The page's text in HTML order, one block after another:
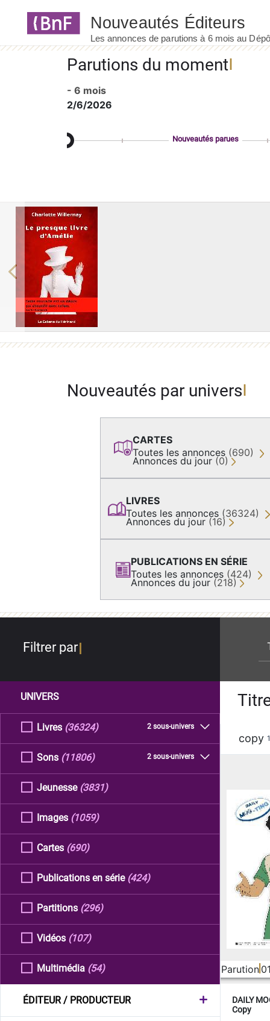
Parutions du moment
- 6 mois
2/6/2026
Nouveautés parues
Previous
Nouveautés par univers
CARTES
Toutes les annonces (690)
Annonces du jour (0)
LIVRES
Toutes les annonces (36324)
Annonces du jour (16)
PUBLICATIONS EN SÉRIE
Toutes les annonces (424)
Annonces du jour (218)
Filtrer par
UNIVERS
Livres 2 sous-univers
(36324)
Sons 2 sous-univers
(11806)
Jeunesse (3831)
Images (1059)
Cartes (690)
Publications en série (424)
Partitions (296)
Vidéos (107)
Multimédia (54)
ÉDITEUR / PRODUCTEUR
copy
Parution
DAILY
Copy